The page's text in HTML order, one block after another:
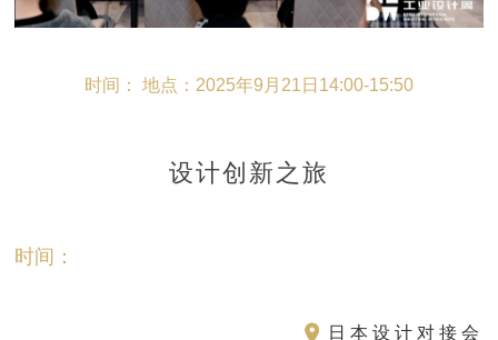
时间： 地点：2025年9月21日14:00-15:50
设计创新之旅
时间：
日本设计对接会